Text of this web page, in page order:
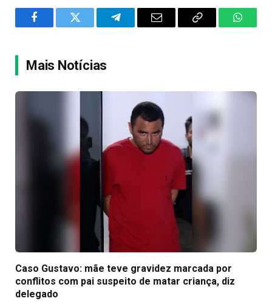
FacebookTwitter TelegramEmail
Copy
Mais Notícias
Caso Gustavo: mãe teve gravidez marcada por
conflitos com pai suspeito de matar criança, diz
delegado